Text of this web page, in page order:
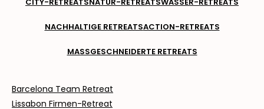
NACHHALTIGE RETREATSACTION-RETREATS
MASSGESCHNEIDERTE RETREATS
Barcelona Team Retreat
Lissabon Firmen-Retreat